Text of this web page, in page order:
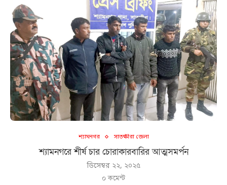
শ্যামনগর সাতক্ষীরা জেলা
শ্যামনগরে শীর্ষ চার চোরাকারবারির আত্মসমর্পন
ডিসেম্বর ২২, ২০২৫
০ কমেন্ট